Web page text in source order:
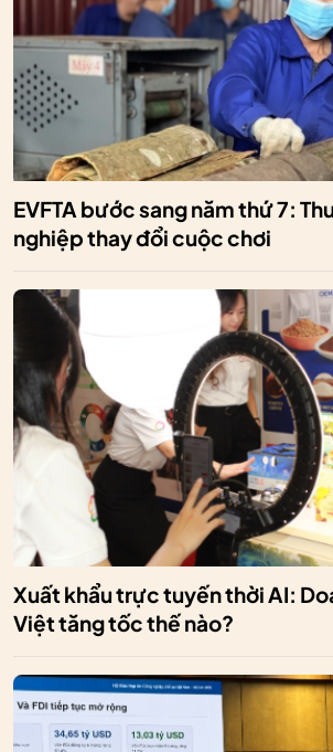
EVFTA bước sang năm thứ 7:
nghiệp thay đổi cuộc chơi
Xuất khẩu trực tuyến thời AI:
Việt tăng tốc thế nào?